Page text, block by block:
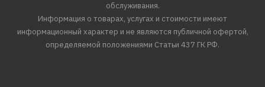
обслуживания.
Информация о товарах, услугах и стоимости имеют
информационный характер и не являются публичной офертой,
определяемой положениями Статьи 437 ГК РФ.